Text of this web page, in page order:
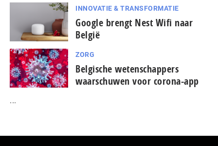
INNOVATIE & TRANSFORMATIE
Google brengt Nest Wifi naar
België
ZORG
Belgische wetenschappers
waarschuwen voor corona-app
...